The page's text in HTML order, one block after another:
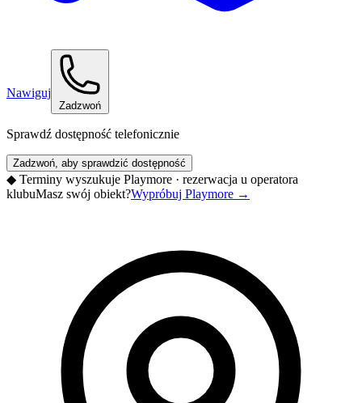
Nawiguj
Zadzwoń
Sprawdź dostępność telefonicznie
Zadzwoń, aby sprawdzić dostępność
◆ Terminy wyszukuje Playmore · rezerwacja u operatora
klubuMasz swój obiekt?Wypróbuj Playmore →